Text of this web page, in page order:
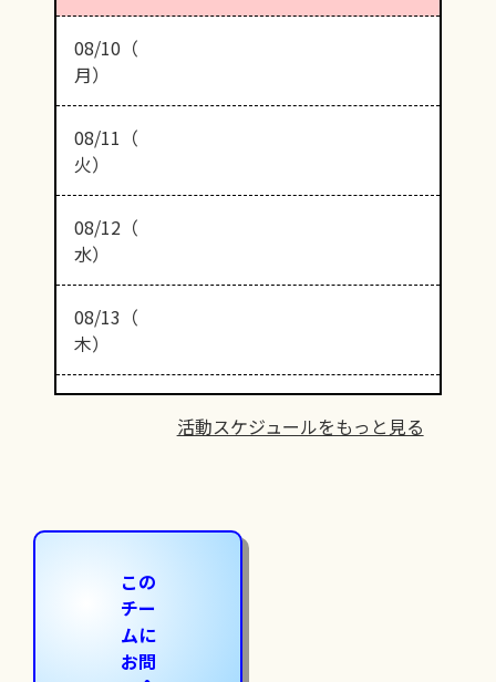
08/10（
月）
08/11（
火）
08/12（
水）
08/13（
木）
活動スケジュールをもっと見る
この
チー
ムに
お問